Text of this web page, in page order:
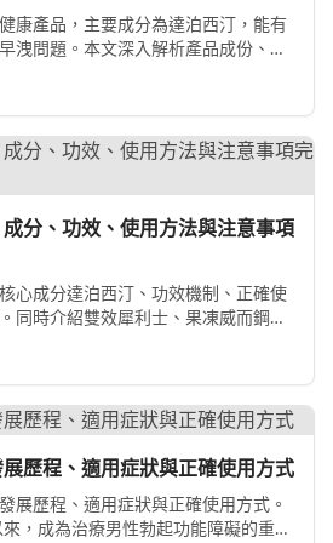
康產品，主要成分為達泊西汀，能有
洩問題。本文深入解析產品成份、功
分、功效、使用方法與注意事項
心成分達泊西汀、功效機制、正確使
同時介紹雙效犀利士、果凍威而鋼雙
歷程、適用症狀與正確使用方式
展歷程、適用症狀與正確使用方式。
，成為治療男性勃起功能障礙的重要